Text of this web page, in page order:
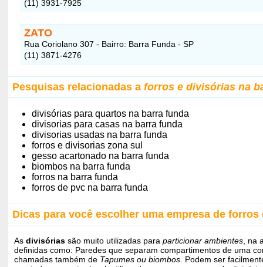
(11) 3931-7925
ZATO
Rua Coriolano 307 - Bairro: Barra Funda - SP
(11) 3871-4276
Pesquisas relacionadas a forros e divisórias na
divisórias para quartos na barra funda
divisorias para casas na barra funda
divisorias usadas na barra funda
forros e divisorias zona sul
gesso acartonado na barra funda
biombos na barra funda
forros na barra funda
forros de pvc na barra funda
Dicas para você escolher uma empresa de
Asdivisórias são muito utilizadas paraparticionar ambientes , na
definidas como: Paredes que separam compartimentos de uma
chamadas também de Tapumes ou biombos . Podem ser